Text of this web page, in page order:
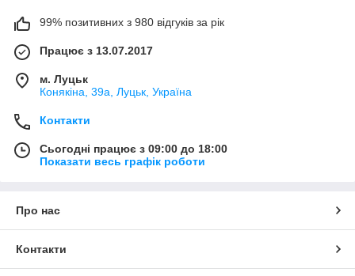
99% позитивних з 980 відгуків за рік
Працює з 13.07.2017
м. Луцьк
Конякіна, 39а, Луцьк, Україна
Контакти
Сьогодні працює з 09:00 до 18:00
Показати весь графік роботи
Про нас
Контакти